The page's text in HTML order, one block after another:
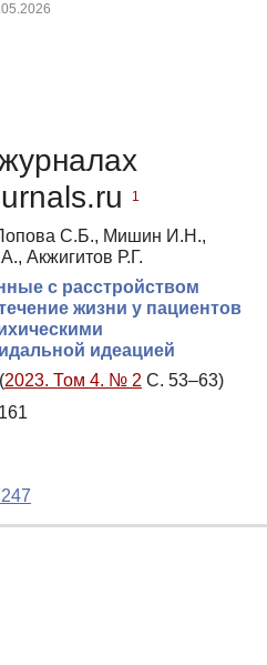
1
С.Б., Мишин И.Н.,
Акжигитов Р.Г.
с расстройством
жизни у пациентов
идеацией
2023. Том 4. № 2 С. 53–63)
161